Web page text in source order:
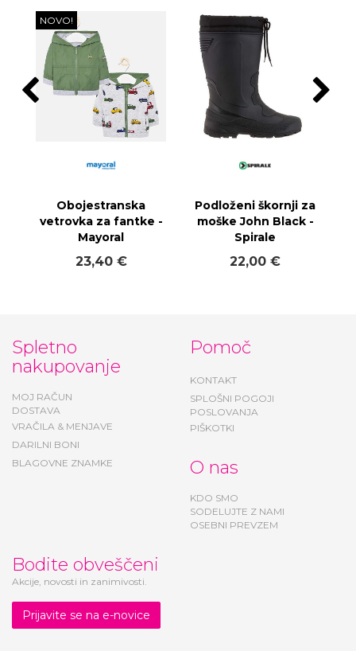
NOVO!
Obojestranska
vetrovka za fantke -
Mayoral
23,40 €
Podloženi škornji za
moške John Black -
Spirale
22,00 €
Spletno
nakupovanje
MOJ RAČUN
DOSTAVA
VRAČILA & MENJAVE
DARILNI BONI
BLAGOVNE ZNAMKE
Pomoč
KONTAKT
SPLOŠNI POGOJI
POSLOVANJA
PIŠKOTKI
O nas
KDO SMO
SODELUJTE Z NAMI
OSEBNI PREVZEM
Bodite obveščeni
Akcije, novosti in zanimivosti.
Prijavite se na e-novice